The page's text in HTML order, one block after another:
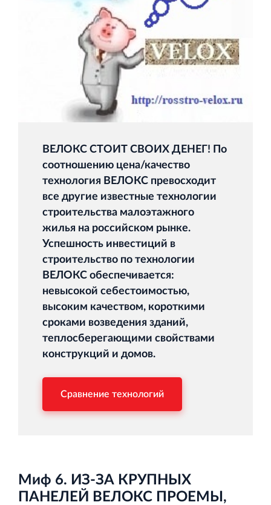
ВЕЛОКС СТОИТ СВОИХ ДЕНЕГ! По
соотношению цена/качество
технология ВЕЛОКС превосходит
все другие известные технологии
строительства малоэтажного
жилья на российском рынке.
Успешность инвестиций в
строительство по технологии
ВЕЛОКС обеспечивается:
невысокой себестоимостью,
высоким качеством, короткими
сроками возведения зданий,
теплосберегающими свойствами
конструкций и домов.
Сравнение технологий
Миф 6. ИЗ-ЗА КРУПНЫХ
ПАНЕЛЕЙ ВЕЛОКС ПРОЕМЫ,